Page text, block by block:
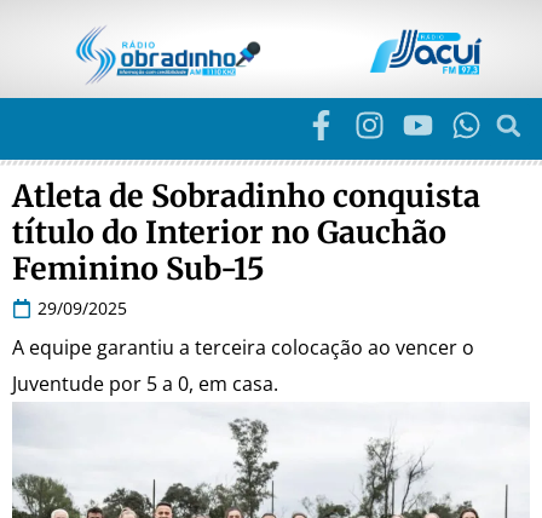
Atleta de Sobradinho conquista
título do Interior no Gauchão
Feminino Sub-15
29/09/2025
A equipe garantiu a terceira colocação ao vencer o
Juventude por 5 a 0, em casa.